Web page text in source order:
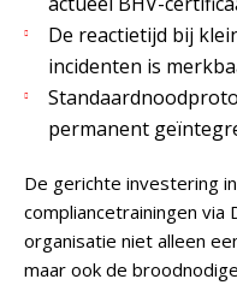
De reactietijd bij
incidenten is
permanent
De gerichte investering
compliancetrainingen via
organisatie niet alleen
maar ook de